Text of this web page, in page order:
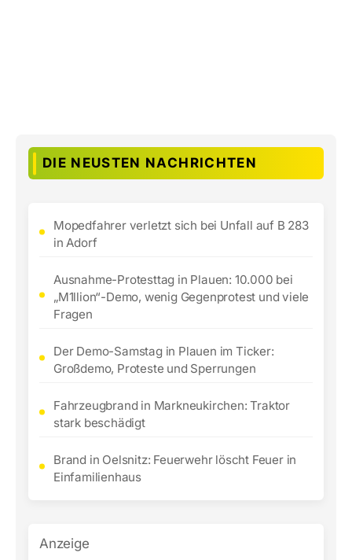
DIE NEUSTEN NACHRICHTEN
Mopedfahrer verletzt sich bei Unfall auf B 283
in Adorf
Ausnahme-Protesttag in Plauen: 10.000 bei
„M1llion“-Demo, wenig Gegenprotest und viele
Fragen
Der Demo-Samstag in Plauen im Ticker:
Großdemo, Proteste und Sperrungen
Fahrzeugbrand in Markneukirchen: Traktor
stark beschädigt
Brand in Oelsnitz: Feuerwehr löscht Feuer in
Einfamilienhaus
Anzeige